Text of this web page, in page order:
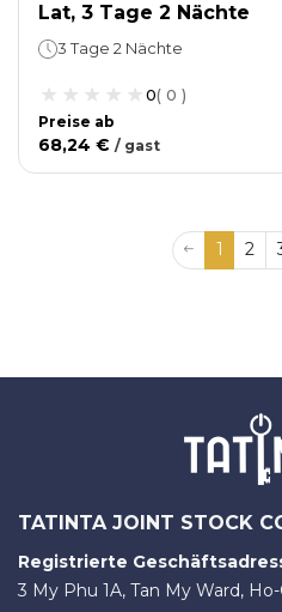
Lat, 3 Tage 2 Nächte
3 Tage 2 Nächte
0( 0 )
Preise ab
68,24 € / gast
1 2
TATINTA JOINT STOCK
Registrierte
3 My Phu 1A, Tan My Ward,